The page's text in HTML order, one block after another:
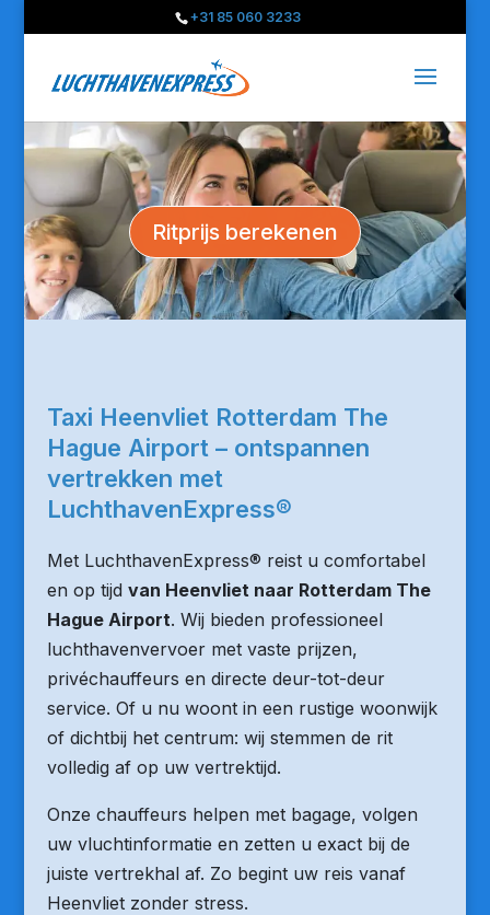
+31 85 060 3233
Ritprijs berekenen
Taxi Heenvliet Rotterdam The
Hague Airport – ontspannen
vertrekken met
LuchthavenExpress®
Met LuchthavenExpress® reist u comfortabel
en op tijd van Heenvliet naar Rotterdam The
Hague Airport. Wij bieden professioneel
luchthavenvervoer met vaste prijzen,
privéchauffeurs en directe deur-tot-deur
service. Of u nu woont in een rustige woonwijk
of dichtbij het centrum: wij stemmen de rit
volledig af op uw vertrektijd.
Onze chauffeurs helpen met bagage, volgen
uw vluchtinformatie en zetten u exact bij de
juiste vertrekhal af. Zo begint uw reis vanaf
Heenvliet zonder stress.